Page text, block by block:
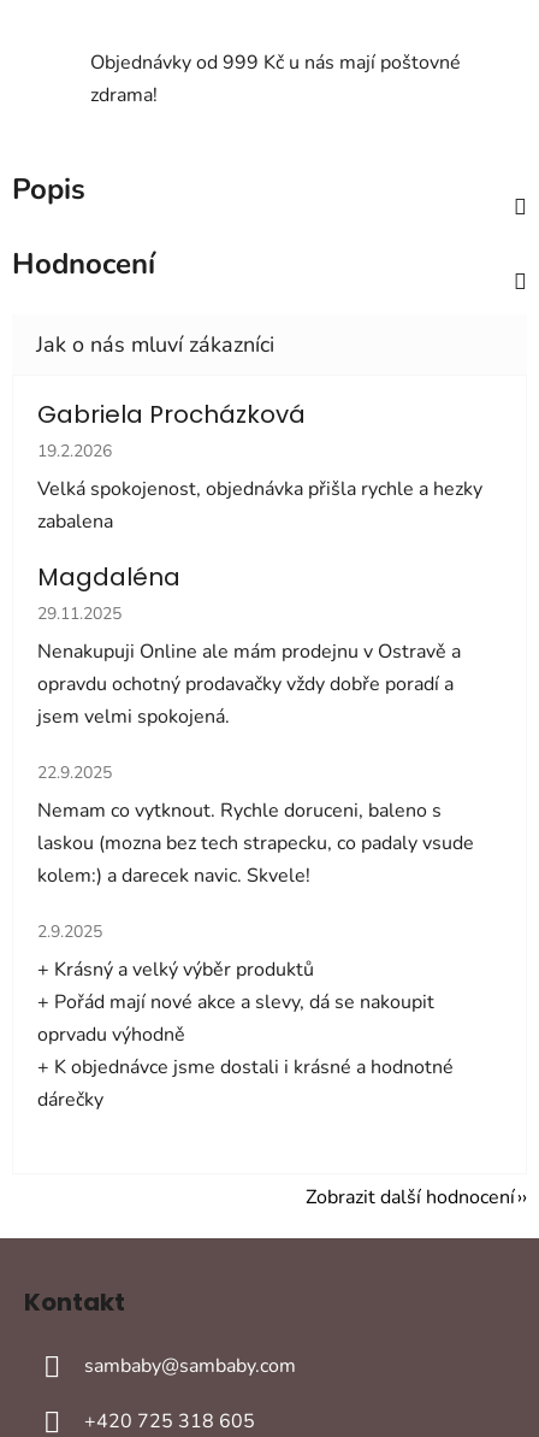
Objednávky od 999 Kč u nás mají poštovné
zdrama!
Popis
Hodnocení
Gabriela Procházková
Hodnocení obchodu je 5 z 5 hvězdiček.
19.2.2026
Velká spokojenost, objednávka přišla rychle a hezky
zabalena
Magdaléna
Hodnocení obchodu je 5 z 5 hvězdiček.
29.11.2025
Nenakupuji Online ale mám prodejnu v Ostravě a
opravdu ochotný prodavačky vždy dobře poradí a
jsem velmi spokojená.
Hodnocení obchodu je 5 z 5 hvězdiček.
22.9.2025
Nemam co vytknout. Rychle doruceni, baleno s
laskou (mozna bez tech strapecku, co padaly vsude
kolem:) a darecek navic. Skvele!
Hodnocení obchodu je 5 z 5 hvězdiček.
2.9.2025
+ Krásný a velký výběr produktů
+ Pořád mají nové akce a slevy, dá se nakoupit
oprvadu výhodně
+ K objednávce jsme dostali i krásné a hodnotné
dárečky
Zobrazit další hodnocení
Kontakt
sambaby@sambaby.com
+420 725 318 605